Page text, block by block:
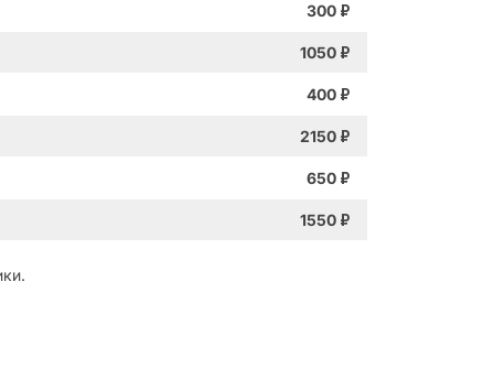
300 ₽
1050 ₽
400 ₽
2150 ₽
650 ₽
1550 ₽